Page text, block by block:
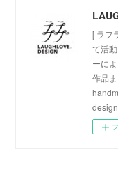
[ ラフ
て活
ーに
作品